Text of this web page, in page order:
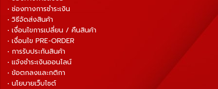
• ช่องทางการชำระเงิน
• วิธีจัดส่งสินค้า
• เงื่อนไขการเปลี่ยน / คืนสินค้า
• เงื่อนไข PRE-ORDER
• การรับประกันสินค้า
• แจ้งชำระเงินออนไลน์
• ข้อตกลงและกติกา
• นโยบายเว็บไซต์